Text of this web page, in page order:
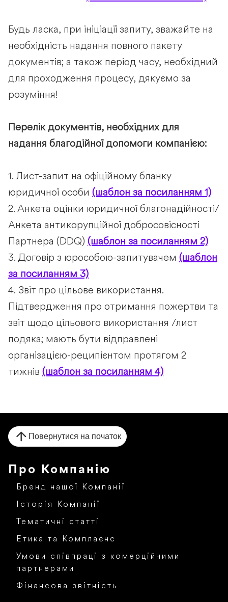
Будь ласка, при ініціації запиту, зважайте на
необхідність надання повного пакету
документів; а також період часу, необхідний
для проходження процесу, дякуємо за
розуміння!
Перелік документів, необхідних для
надання благодійної допомоги компанією:
1. Лист-запит на офіційному бланку
юридичної особи (шаблон за посиланням 1)
2. Анкета оцінки юридичної благонадійності/
Анкета антикорупційної добросовісності
Партнера (DDQ) (шаблон за посиланням 2)
3. Договір з юрособою-запитувачем (шаблон
за посиланням 3)
4. Звіт про цільове використання.
Підтвердження про отримання пожертви та
звіт щодо цільового використання /лист
подяка; мають бути відправлені
організацією-реципієнтом протягом 2
тижнів (шаблон за посиланням 4)
Про Компанію
Бренд нашої Компанії
Історія Компанії
Тематичні статті
Етика та Комплаєнс
Умови співпраці з комерційними
партнерами
Фінансова звітність
Повернутися на початок